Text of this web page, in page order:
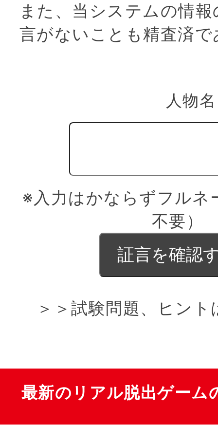
また、当システムの情
言がないことも精査済で
人物
※入力はかならずフルネ
不要）
＞＞試験問題、ヒント
最新のリアル脱出ゲーム